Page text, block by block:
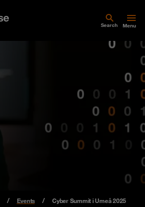
Search Menu
Events Cyber Summit i Umeå 2025